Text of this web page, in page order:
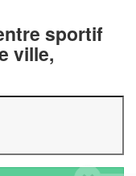
sportif
ville,